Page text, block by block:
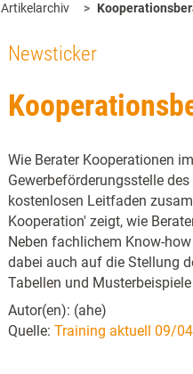
Artikelarchiv
Newsticker
Wie Berater Kooperationen
Gewerbeförderungsstelle
kostenlosen Leitfaden
Kooperation' zeigt, wie
Neben fachlichem Know-
dabei auch auf die Stellung
Tabellen und
Autor(en): (ahe)
Quelle: Training aktuell 09/04